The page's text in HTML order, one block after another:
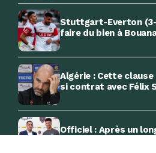
Stuttgart-Everton (3-
faire du bien à
Algérie : Cette
si contrat avec Félix
Officiel : Après un